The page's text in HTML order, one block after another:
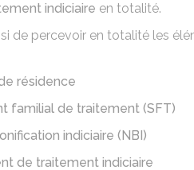
indiciaire en totalité.
de percevoir en totalité les
résidence
familial de traitement (SFT)
indiciaire (NBI)
de traitement indiciaire